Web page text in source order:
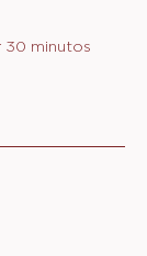
30 minutos